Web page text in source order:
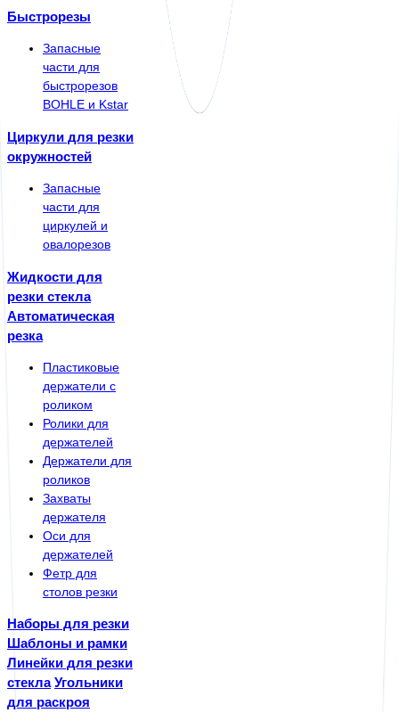
Быстрорезы
Запасные
части для
быстрорезов
BOHLE и Kstar
Циркули для резки
окружностей
Запасные
части для
циркулей и
овалорезов
Жидкости для
резки стекла
Автоматическая
резка
Пластиковые
держатели с
роликом
Ролики для
держателей
Держатели для
роликов
Захваты
держателя
Оси для
держателей
Фетр для
столов резки
Наборы для резки
Шаблоны и рамки
Линейки для резки
стекла Угольники
для раскроя